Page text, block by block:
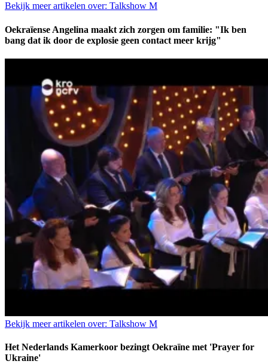
Bekijk meer artikelen over: Talkshow M
Oekraïense Angelina maakt zich zorgen om familie: "Ik ben
bang dat ik door de explosie geen contact meer krijg"
Bekijk meer artikelen over: Talkshow M
Het Nederlands Kamerkoor bezingt Oekraïne met 'Prayer for
Ukraine'